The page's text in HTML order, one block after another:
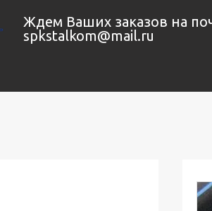
Ждем Ваших заказов на
spkstalkom@mail.ru